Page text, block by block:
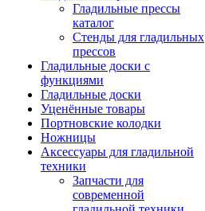
Гладильные прессы
каталог
Стенды для гладильных
прессов
Гладильные доски с
функциями
Гладильные доски
Уценённые товары
Портновские колодки
Ножницы
Аксессуары для гладильной
техники
Запчасти для
современной